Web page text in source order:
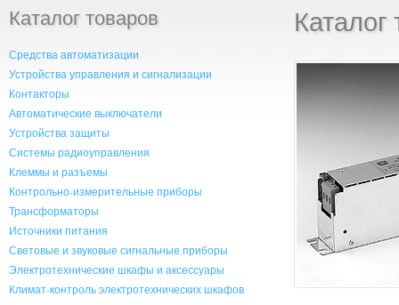
Каталог товаров
Средства автоматизации
Устройства управления и сигнализации
Контакторы
Автоматические выключатели
Устройства защиты
Системы радиоуправления
Клеммы и разъемы
Контрольно-измерительные приборы
Трансформаторы
Источники питания
Световые и звуковые сигнальные приборы
Электротехнические шкафы и аксессуары
Климат-контроль электротехнических шкафов
Каталог